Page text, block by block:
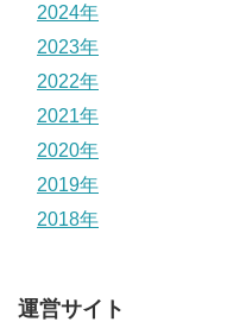
2024年
2023年
2022年
2021年
2020年
2019年
2018年
運営サイト